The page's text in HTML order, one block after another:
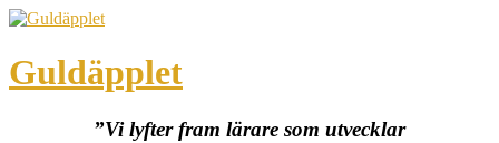
Guldäpplet
”Vi lyfter fram lärare som utvecklar